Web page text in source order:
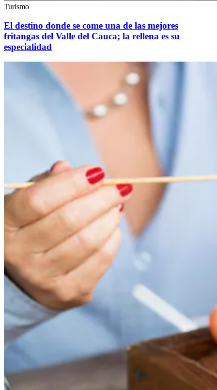
Turismo
El destino donde se come una de las mejores
fritangas del Valle del Cauca; la rellena es su
especialidad